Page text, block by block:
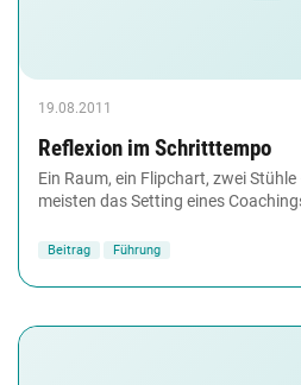
19.08.2011
Reflexion im Schritttempo
Ein Raum, ein Flipchart, zwei
meisten das Setting eines
Beitrag Führung